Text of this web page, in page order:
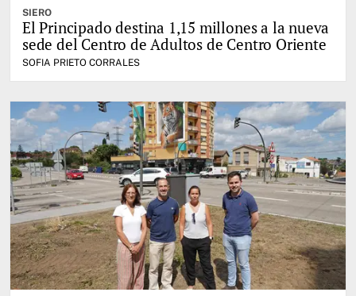
SIERO
El Principado destina 1,15 millones a la nueva
sede del Centro de Adultos de Centro Oriente
SOFIA PRIETO CORRALES